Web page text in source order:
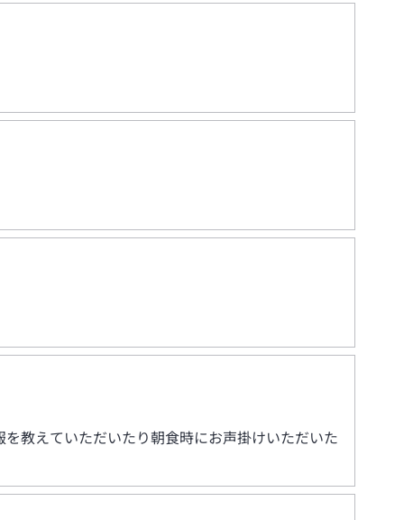
教えていただいたり朝食時にお声掛けいただいた